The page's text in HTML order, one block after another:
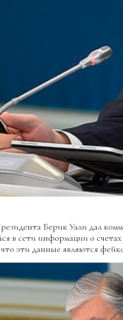
Берик Уали дал
в сети информации о
эти данные являются